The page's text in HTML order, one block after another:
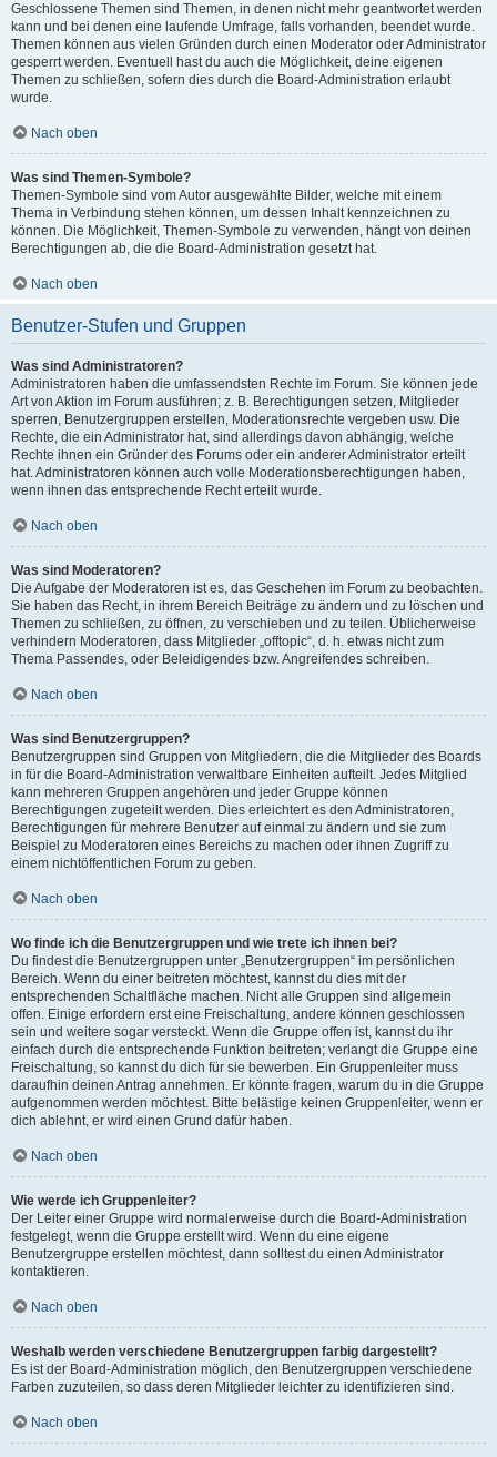
Geschlossene Themen sind Themen, in denen nicht mehr geantwortet werden
kann und bei denen eine laufende Umfrage, falls vorhanden, beendet wurde.
Themen können aus vielen Gründen durch einen Moderator oder Administrator
gesperrt werden. Eventuell hast du auch die Möglichkeit, deine eigenen
Themen zu schließen, sofern dies durch die Board-Administration erlaubt
wurde.
Nach oben
Was sind Themen-Symbole?
Themen-Symbole sind vom Autor ausgewählte Bilder, welche mit einem
Thema in Verbindung stehen können, um dessen Inhalt kennzeichnen zu
können. Die Möglichkeit, Themen-Symbole zu verwenden, hängt von deinen
Berechtigungen ab, die die Board-Administration gesetzt hat.
Nach oben
Benutzer-Stufen und Gruppen
Was sind Administratoren?
Administratoren haben die umfassendsten Rechte im Forum. Sie können jede
Art von Aktion im Forum ausführen; z. B. Berechtigungen setzen, Mitglieder
sperren, Benutzergruppen erstellen, Moderationsrechte vergeben usw. Die
Rechte, die ein Administrator hat, sind allerdings davon abhängig, welche
Rechte ihnen ein Gründer des Forums oder ein anderer Administrator erteilt
hat. Administratoren können auch volle Moderationsberechtigungen haben,
wenn ihnen das entsprechende Recht erteilt wurde.
Nach oben
Was sind Moderatoren?
Die Aufgabe der Moderatoren ist es, das Geschehen im Forum zu beobachten.
Sie haben das Recht, in ihrem Bereich Beiträge zu ändern und zu löschen und
Themen zu schließen, zu öffnen, zu verschieben und zu teilen. Üblicherweise
verhindern Moderatoren, dass Mitglieder „offtopic“, d. h. etwas nicht zum
Thema Passendes, oder Beleidigendes bzw. Angreifendes schreiben.
Nach oben
Was sind Benutzergruppen?
Benutzergruppen sind Gruppen von Mitgliedern, die die Mitglieder des Boards
in für die Board-Administration verwaltbare Einheiten aufteilt. Jedes Mitglied
kann mehreren Gruppen angehören und jeder Gruppe können
Berechtigungen zugeteilt werden. Dies erleichtert es den Administratoren,
Berechtigungen für mehrere Benutzer auf einmal zu ändern und sie zum
Beispiel zu Moderatoren eines Bereichs zu machen oder ihnen Zugriff zu
einem nichtöffentlichen Forum zu geben.
Nach oben
Wo finde ich die Benutzergruppen und wie trete ich ihnen bei?
Du findest die Benutzergruppen unter „Benutzergruppen“ im persönlichen
Bereich. Wenn du einer beitreten möchtest, kannst du dies mit der
entsprechenden Schaltfläche machen. Nicht alle Gruppen sind allgemein
offen. Einige erfordern erst eine Freischaltung, andere können geschlossen
sein und weitere sogar versteckt. Wenn die Gruppe offen ist, kannst du ihr
einfach durch die entsprechende Funktion beitreten; verlangt die Gruppe eine
Freischaltung, so kannst du dich für sie bewerben. Ein Gruppenleiter muss
daraufhin deinen Antrag annehmen. Er könnte fragen, warum du in die Gruppe
aufgenommen werden möchtest. Bitte belästige keinen Gruppenleiter, wenn er
dich ablehnt, er wird einen Grund dafür haben.
Nach oben
Wie werde ich Gruppenleiter?
Der Leiter einer Gruppe wird normalerweise durch die Board-Administration
festgelegt, wenn die Gruppe erstellt wird. Wenn du eine eigene
Benutzergruppe erstellen möchtest, dann solltest du einen Administrator
kontaktieren.
Nach oben
Weshalb werden verschiedene Benutzergruppen farbig dargestellt?
Es ist der Board-Administration möglich, den Benutzergruppen verschiedene
Farben zuzuteilen, so dass deren Mitglieder leichter zu identifizieren sind.
Nach oben